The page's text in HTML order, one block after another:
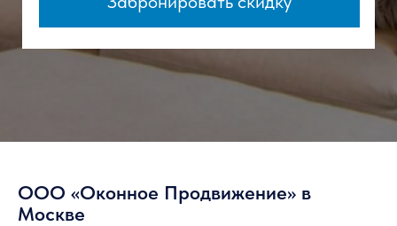
ООО «Оконное Продвижение» в
Москве